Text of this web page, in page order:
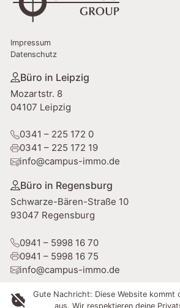
Impressum
Datenschutz
Büro in Leipzig
Mozartstr. 8
04107 Leipzig
0341 – 225 172 0
0341 – 225 172 19
info@campus-immo.de
Büro in Regensburg
Schwarze-Bären-Straße 10
93047 Regensburg
0941 – 5998 16 70
0941 – 5998 16 75
info@campus-immo.de
© 1998 – 2026 Campus Immobilien GmbH
Gute Nachricht: Diese Website kommt
aus. Wir respektieren deine